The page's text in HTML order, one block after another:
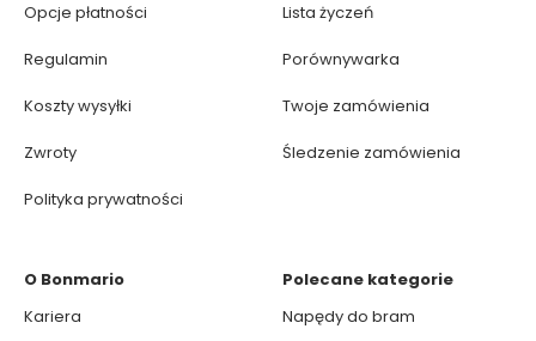
Opcje płatności
Regulamin
Koszty wysyłki
Zwroty
Polityka prywatności
Lista życzeń
Porównywarka
Twoje zamówienia
Śledzenie zamówienia
O Bonmario
Kariera
Polecane kategorie
Napędy do bram